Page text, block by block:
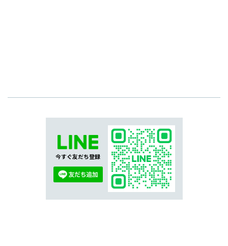
今すぐ友だち登録